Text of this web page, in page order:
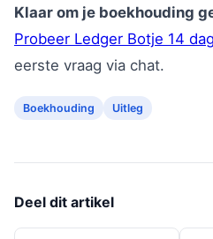
Klaar om je boekhouding
Probeer Ledger Botje 14
eerste vraag via chat.
Boekhouding Uitleg
Deel dit artikel